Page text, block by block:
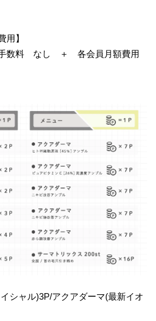
用】
数料 なし ＋ 各会員月額費用
シャル)3P/アクアダーマ(最新イオ